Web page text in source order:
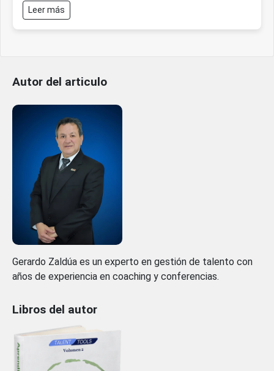
Leer más
Autor del articulo
Gerardo Zaldúa es un experto en gestión de talento con
años de experiencia en coaching y conferencias.
Libros del autor